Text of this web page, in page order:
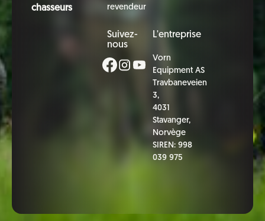
chasseurs
revendeur
Suivez-
nous
L'entreprise
Vorn
Equipment AS
Travbaneveien
3,
4031
Stavanger,
Norvège
SIREN: 998
039 975